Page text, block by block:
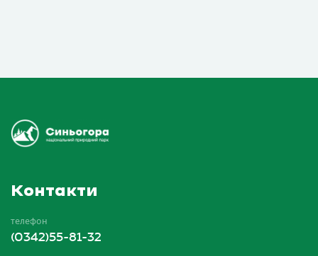
Контакти
телефон
(0342)55-81-32